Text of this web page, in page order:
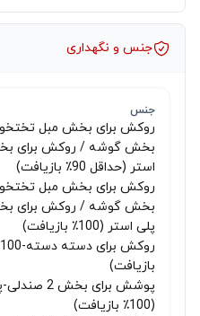
جنس و نگهداری
جنس
استر (حداقل 90٪ بازیافت)
پلی استر (100٪ بازیافت)
بازیافت)
(100٪ بازیافت)